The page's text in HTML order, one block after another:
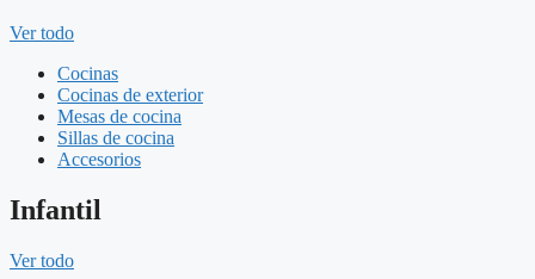
Ver todo
Cocinas
Cocinas de exterior
Mesas de cocina
Sillas de cocina
Accesorios
Infantil
Ver todo